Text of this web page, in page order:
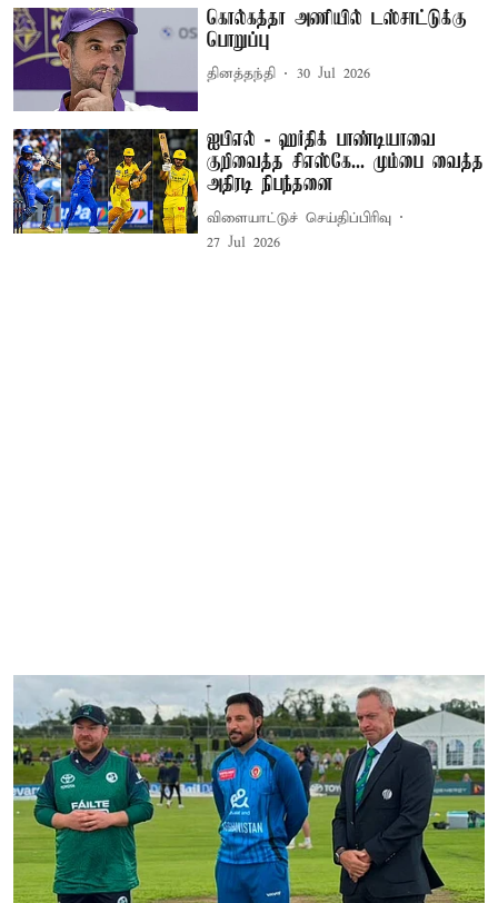
கொல்கத்தா அணியில் டஸ்சாட்டுக்கு
பொறுப்பு
தினத்தந்தி 30 Jul 2026
ஐபிஎல் - ஹர்திக் பாண்டியாவை
குறிவைத்த சிஎஸ்கே... மும்பை வைத்த
அதிரடி நிபந்தனை
விளையாட்டுச் செய்திப்பிரிவு
27 Jul 2026